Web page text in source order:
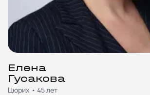
Елена
Гусакова
Цюрих • 45 лет